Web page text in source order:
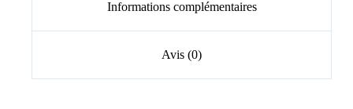
Informations complémentaires
Avis (0)